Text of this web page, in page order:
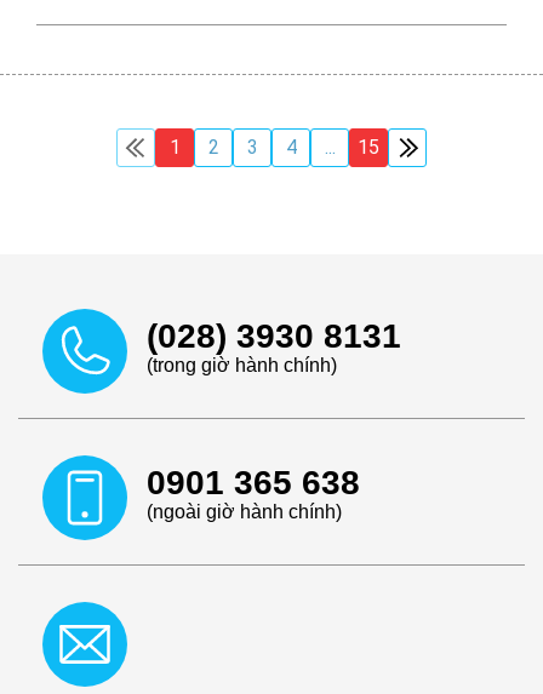
1 2 3 4 ... 15
(028) 3930 8131
(trong giờ hành chính)
0901 365 638
(ngoài giờ hành chính)